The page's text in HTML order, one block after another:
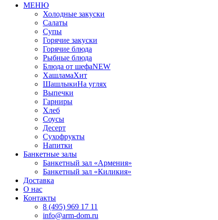
МЕНЮ
Холодные закуски
Салаты
Супы
Горячие закуски
Горячие блюда
Рыбные блюда
Блюда от шефаNEW
ХашламаХит
ШашлыкиНа углях
Выпечки
Гарниры
Хлеб
Соусы
Десерт
Сухофрукты
Напитки
Банкетные залы
Банкетный зал «Армения»
Банкетный зал «Киликия»
Доставка
О нас
Контакты
8 (495) 969 17 11
info@arm-dom.ru